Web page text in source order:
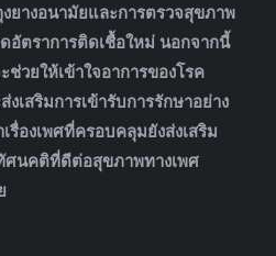
ยางอนามัยและการตรวจสุขภาพ
อัตราการติดเชื้อใหม่ นอกจากนี้
วยให้เข้าใจอาการของโรค
เสริมการเข้ารับการรักษาอย่าง
องเพศที่ครอบคลุมยังส่งเสริม
ศนคติที่ดีต่อสุขภาพทางเพศ